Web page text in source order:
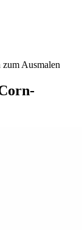
Ausmalen